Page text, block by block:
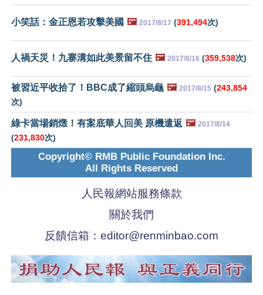
小笑話：金正恩若攻擊美國 🖼️ 2017/8/17 (391,494次)
人禍天災！九寨溝如此美景留不住 🖼️ 2017/8/16 (359,538次)
被習近平收拾了！BBC成了縮頭烏龜 🖼️ 2017/8/15 (243,854
次)
綠卡當場銷燬！有案底華人回美 原機遣返 🖼️ 2017/8/14
(231,830次)
Copyright© RMB Public Foundation Inc.
All Rights Reserved
人民報網站服務條款
關於我們
反饋信箱： editor@renminbao.com